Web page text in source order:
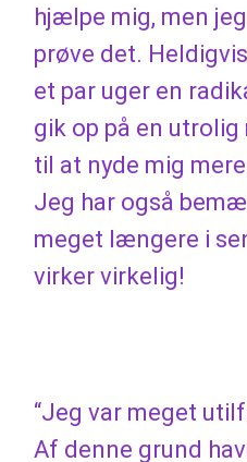
hjælpe mig, men
prøve det.
et par uger en
gik op på en utrolig
til at nyde mig
Jeg har også
meget længere i
virker virkelig!
“Jeg var meget
Af denne grund